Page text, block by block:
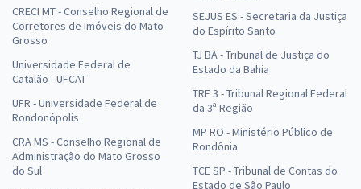
CRECI MT - Conselho Regional de
Corretores de Imóveis do Mato
Grosso
Universidade Federal de
Catalão - UFCAT
UFR - Universidade Federal de
Rondonópolis
CRA MS - Conselho Regional de
Administração do Mato Grosso
do Sul
SEJUS ES - Secretaria da Justiça
do Espírito Santo
TJ BA - Tribunal de Justiça do
Estado da Bahia
TRF 3 - Tribunal Regional Federal
da 3ª Região
MP RO - Ministério Público de
Rondônia
TCE SP - Tribunal de Contas do
Estado de São Paulo